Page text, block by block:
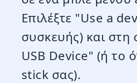
Επιλέξτε "Use a
συσκευής) και στη
USB Device" (ή το
stick σας).